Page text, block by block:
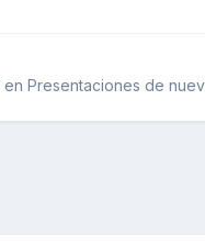
en Presentaciones de